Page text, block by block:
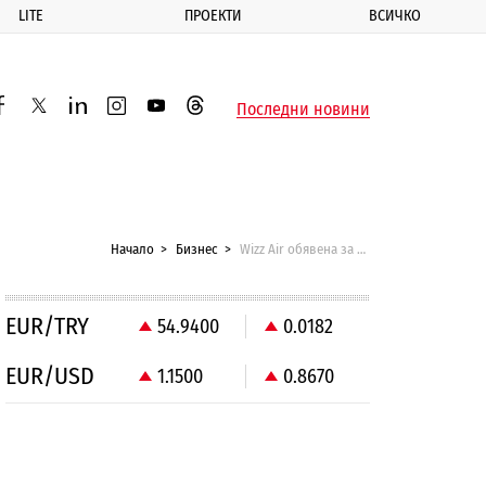
LITE ПРОЕКТИ ВСИЧКО
twitterlinkedininstagram
youtubethreadsПоследни новини
Начало Бизнес Wizz Air обявена за най-неточната авиокомпания във Великобритания за 2017 г.
EUR/TRY 54.9400 0.0182
EUR/USD 1.1500 0.8670